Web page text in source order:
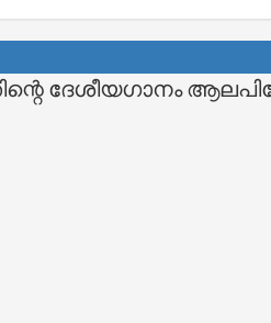
ദേശീയഗാനം